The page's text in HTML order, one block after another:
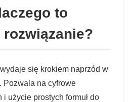
to
się krokiem naprzód w
Pozwala na cyfrowe
użycie prostych formuł do